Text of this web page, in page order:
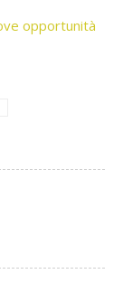
opportunità